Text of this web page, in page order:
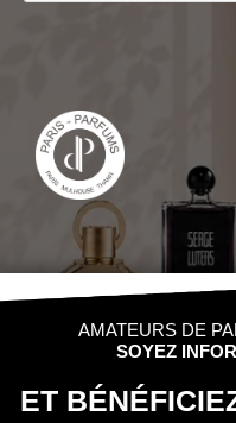
Quels pays nous livrons?
Nous contacter